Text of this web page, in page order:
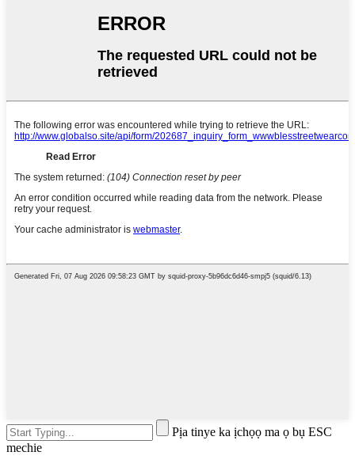
Pịa tinye ka ịchọọ ma ọ bụ ESC
mechie